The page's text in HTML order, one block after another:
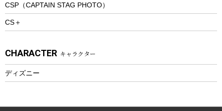
プレイグッズ
ウェルネス
ウェア、タオル
ウェア
CSP（CAPTAIN STAG PHOTO）
CS＋
CHARACTER キャラクター
ディズニー